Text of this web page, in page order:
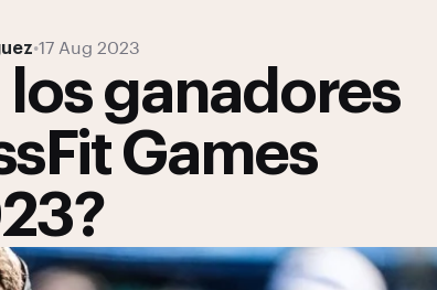
•17 Aug 2023
ganadores
Games